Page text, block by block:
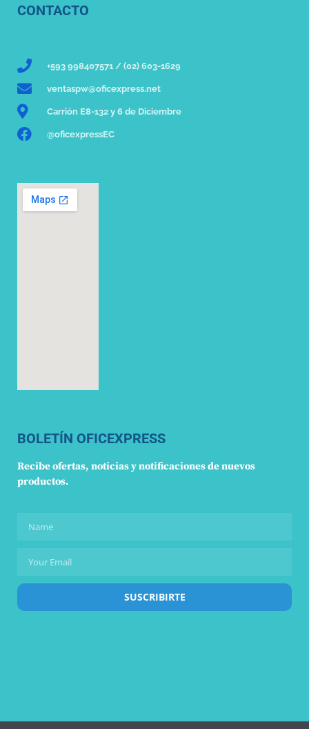
CONTACTO
+593 998407571 / (02) 603-1629
ventaspw@oficexpress.net
Carrión E8-132 y 6 de Diciembre
@oficexpressEC
BOLETÍN OFICEXPRESS
Recibe ofertas, noticias y notificaciones de nuevos
productos.
SUSCRIBIRTE